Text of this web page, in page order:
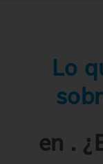
Lo
en .